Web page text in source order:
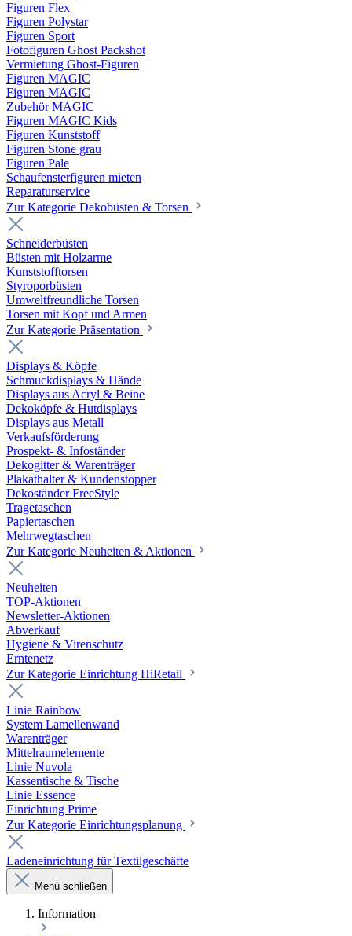
Figuren Flex
Figuren Polystar
Figuren Sport
Fotofiguren Ghost Packshot
Vermietung Ghost-Figuren
Figuren MAGIC
Figuren MAGIC
Zubehör MAGIC
Figuren MAGIC Kids
Figuren Kunststoff
Figuren Stone grau
Figuren Pale
Schaufensterfiguren mieten
Reparaturservice
Zur Kategorie Dekobüsten & Torsen
Schneiderbüsten
Büsten mit Holzarme
Kunststofftorsen
Styroporbüsten
Umweltfreundliche Torsen
Torsen mit Kopf und Armen
Zur Kategorie Präsentation
Displays & Köpfe
Schmuckdisplays & Hände
Displays aus Acryl & Beine
Dekoköpfe & Hutdisplays
Displays aus Metall
Verkaufsförderung
Prospekt- & Infoständer
Dekogitter & Warenträger
Plakathalter & Kundenstopper
Dekoständer FreeStyle
Tragetaschen
Papiertaschen
Mehrwegtaschen
Zur Kategorie Neuheiten & Aktionen
Neuheiten
TOP-Aktionen
Newsletter-Aktionen
Abverkauf
Hygiene & Virenschutz
Erntenetz
Zur Kategorie Einrichtung HiRetail
Linie Rainbow
System Lamellenwand
Warenträger
Mittelraumelemente
Linie Nuvola
Kassentische & Tische
Linie Essence
Einrichtung Prime
Zur Kategorie Einrichtungsplanung
Ladeneinrichtung für Textilgeschäfte
Menü schließen
Information